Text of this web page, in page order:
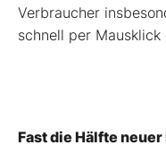
Verbraucher
schnell per
Fast die Hälfte